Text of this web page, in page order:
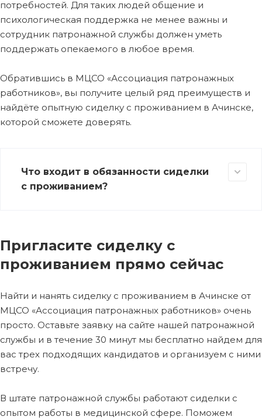
потребностей. Для таких людей общение и
психологическая поддержка не менее важны и
сотрудник патронажной службы должен уметь
поддержать опекаемого в любое время.
Обратившись в МЦСО «Ассоциация патронажных
работников», вы получите целый ряд преимуществ и
найдёте опытную сиделку с проживанием в Ачинске,
которой сможете доверять.
Что входит в обязанности сиделки
с проживанием?
Пригласите сиделку с
проживанием прямо сейчас
Найти и нанять сиделку с проживанием в Ачинске от
МЦСО «Ассоциация патронажных работников» очень
просто. Оставьте заявку на сайте нашей патронажной
службы и в течение 30 минут мы бесплатно найдем для
вас трех подходящих кандидатов и организуем с ними
встречу.
В штате патронажной службы работают сиделки с
опытом работы в медицинской сфере. Поможем